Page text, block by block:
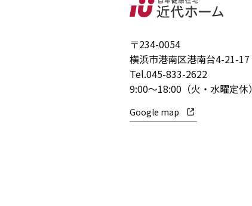
〒234-0054
横浜市港南区港南台4-21-17
Tel.045-833-2622
9:00～18:00（火・水曜定休）
Google map